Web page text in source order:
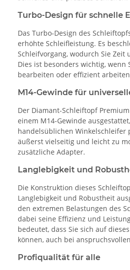
Turbo-Design für schnelle
Das Turbo-Design des
erhöhte Schleifleistung. Es
Schleifvorgang, wodurch Sie Zeit
Dies ist besonders wichtig, wenn
bearbeiten oder effizient
M14-Gewinde für
Der Diamant-Schleiftopf
einem M14-Gewinde
handelsüblichen Winkelschleifer
äußerst vielseitig und leicht zu
zusätzliche Adapter.
Langlebigkeit und
Die Konstruktion dieses
Langlebigkeit und Robustheit
den extremen Belastungen des
dabei seine Effizienz und
bedeutet, dass Sie sich auf
können, auch bei
Profiqualität für alle